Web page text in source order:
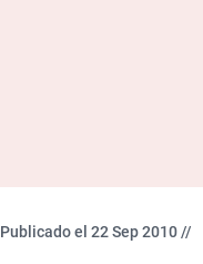
Publicado el 22 Sep 2010 //